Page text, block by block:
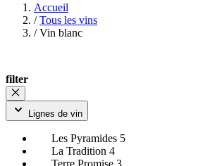
Accueil
/ Tous les vins
/ Vin blanc
filter
Lignes de vin
Les Pyramides 5
La Tradition 4
Terre Promise 3